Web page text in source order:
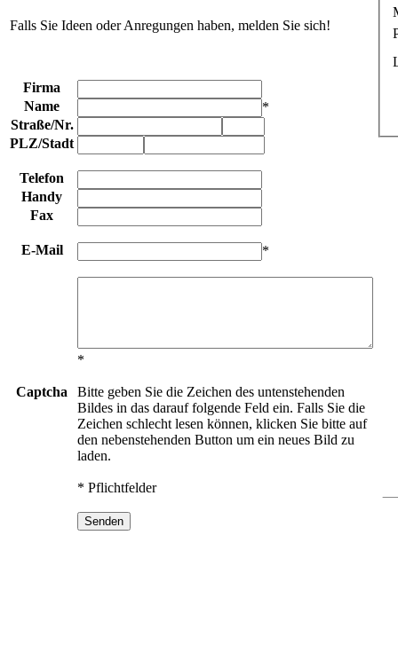
Falls Sie Ideen oder Anregungen haben, melden Sie sich!
Firma
Name
*
Straße/Nr.
PLZ/Stadt
Telefon
Handy
Fax
E-Mail *
*
Captcha
Bitte geben Sie die Zeichen des untenstehenden
Bildes in das darauf folgende Feld ein. Falls Sie die
Zeichen schlecht lesen können, klicken Sie bitte auf
den nebenstehenden Button um ein neues Bild zu
laden.
* Pflichtfelder